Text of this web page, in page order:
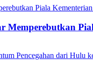
Memperebutkan